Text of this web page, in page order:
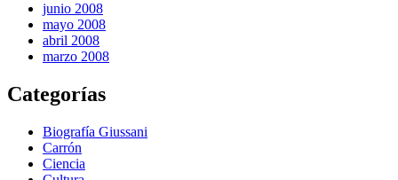
junio 2008
mayo 2008
abril 2008
marzo 2008
Categorías
Biografía Giussani
Carrón
Ciencia